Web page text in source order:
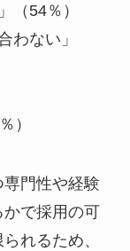
（54％）
わない」
）
門性や経験
で採用の可
れるため、